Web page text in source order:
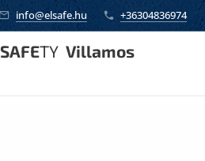
info@elsafe.hu +36304836974
SAFETY Villamos